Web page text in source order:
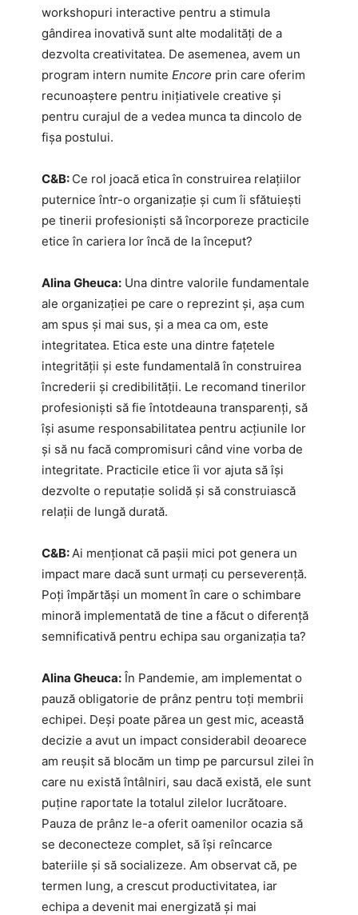
workshopuri interactive pentru a stimula
gândirea inovativă sunt alte modalități de a
dezvolta creativitatea. De asemenea, avem un
program intern numite Encore prin care oferim
recunoaștere pentru inițiativele creative și
pentru curajul de a vedea munca ta dincolo de
fișa postului.
C&B: Ce rol joacă etica în construirea relațiilor
puternice într-o organizație și cum îi sfătuiești
pe tinerii profesioniști să încorporeze practicile
etice în cariera lor încă de la început?
Alina Gheuca: Una dintre valorile fundamentale
ale organizației pe care o reprezint și, așa cum
am spus și mai sus, și a mea ca om, este
integritatea. Etica este una dintre fațetele
integrității și este fundamentală în construirea
încrederii și credibilității. Le recomand tinerilor
profesioniști să fie întotdeauna transparenți, să
își asume responsabilitatea pentru acțiunile lor
și să nu facă compromisuri când vine vorba de
integritate. Practicile etice îi vor ajuta să își
dezvolte o reputație solidă și să construiască
relații de lungă durată.
C&B:Ai menționat că pașii mici pot genera un
impact mare dacă sunt urmați cu perseverență.
Poți împărtăși un moment în care o schimbare
minoră implementată de tine a făcut o diferență
semnificativă pentru echipa sau organizația ta?
Alina Gheuca: În Pandemie, am implementat o
pauză obligatorie de prânz pentru toți membrii
echipei. Deși poate părea un gest mic, această
decizie a avut un impact considerabil deoarece
am reușit să blocăm un timp pe parcursul zilei în
care nu există întâlniri, sau dacă există, ele sunt
puține raportate la totalul zilelor lucrătoare.
Pauza de prânz le-a oferit oamenilor ocazia să
se deconecteze complet, să își reîncarce
bateriile și să socializeze. Am observat că, pe
termen lung, a crescut productivitatea, iar
echipa a devenit mai energizată și mai